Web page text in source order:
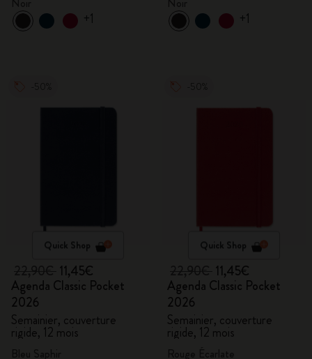
+1 +1
Quick Shop
11,45€
Agenda Classic Pocket
2026
Semainier, couverture
rigide, 12 mois
Quick Shop
11,45€
Agenda Classic Pocket
2026
Semainier, couverture
rigide, 12 mois